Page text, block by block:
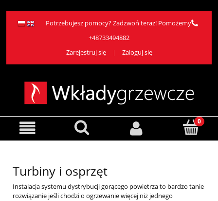
Potrzebujesz pomocy? Zadzwoń teraz! Pomożemy
+48733494882
Zarejestruj się
Zaloguj się
Turbiny i osprzęt
Instalacja systemu dystrybucji gorącego powietrza to bardzo tanie
rozwiązanie jeśli chodzi o ogrzewanie więcej niż jednego